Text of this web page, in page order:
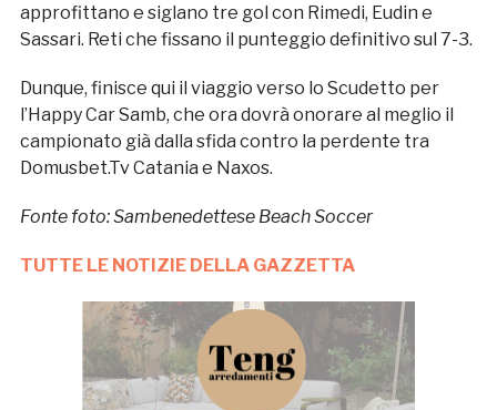
approfittano e siglano tre gol con Rimedi, Eudin e
Sassari. Reti che fissano il punteggio definitivo sul 7-3.
Dunque, finisce qui il viaggio verso lo Scudetto per
l’Happy Car Samb, che ora dovrà onorare al meglio il
campionato già dalla sfida contro la perdente tra
Domusbet.Tv Catania e Naxos.
Fonte foto: Sambenedettese Beach Soccer
TUTTE LE NOTIZIE DELLA GAZZETTA